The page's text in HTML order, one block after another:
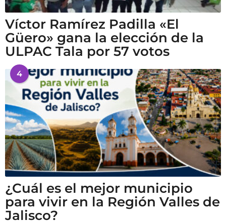
Víctor Ramírez Padilla «El
Güero» gana la elección de la
ULPAC Tala por 57 votos
4
¿Cuál es el mejor municipio
para vivir en la Región Valles de
Jalisco?